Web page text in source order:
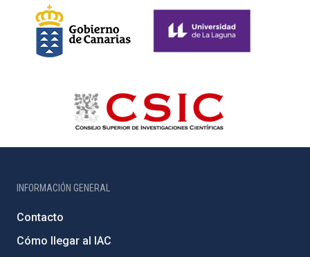
INFORMACIÓN GENERAL
Contacto
Cómo llegar al IAC